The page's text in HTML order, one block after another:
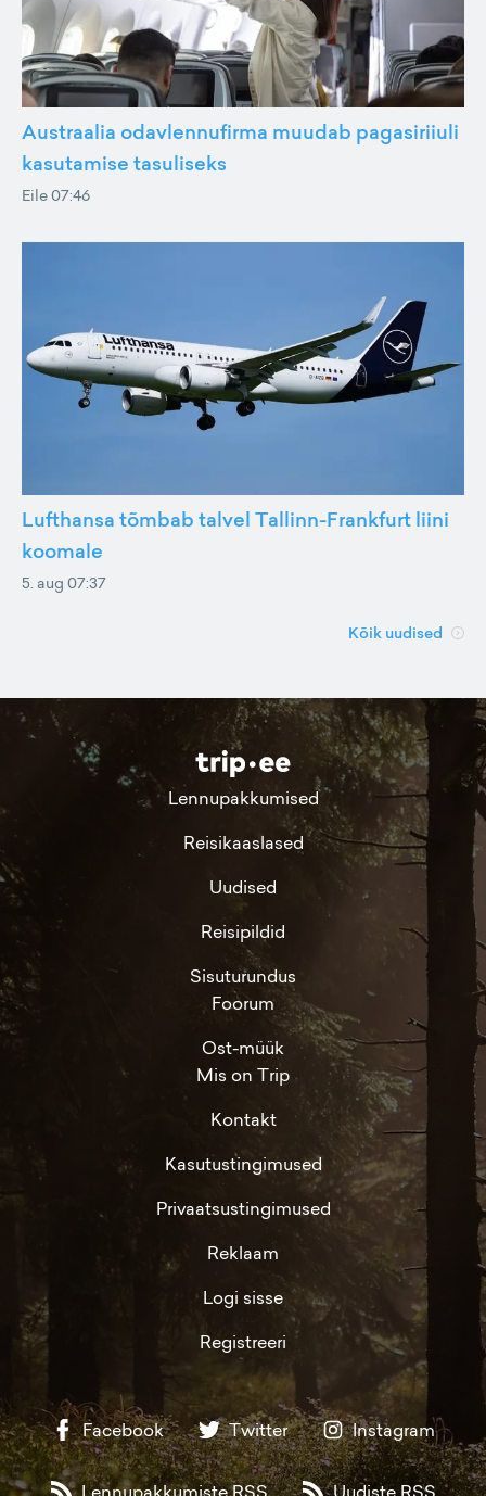
Austraalia odavlennufirma muudab pagasiriiuli
kasutamise tasuliseks
Eile 07:46
Lufthansa tõmbab talvel Tallinn-Frankfurt liini
koomale
5. aug 07:37
Kõik uudised
Lennupakkumised
Reisikaaslased
Uudised
Reisipildid
Sisuturundus
Foorum
Ost-müük
Mis on Trip
Kontakt
Kasutustingimused
Privaatsustingimused
Reklaam
Logi sisse
Registreeri
Facebook Twitter Instagram